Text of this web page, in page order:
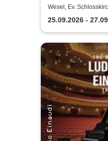
Festival
Wesel, Ev.
25.09.2026 -